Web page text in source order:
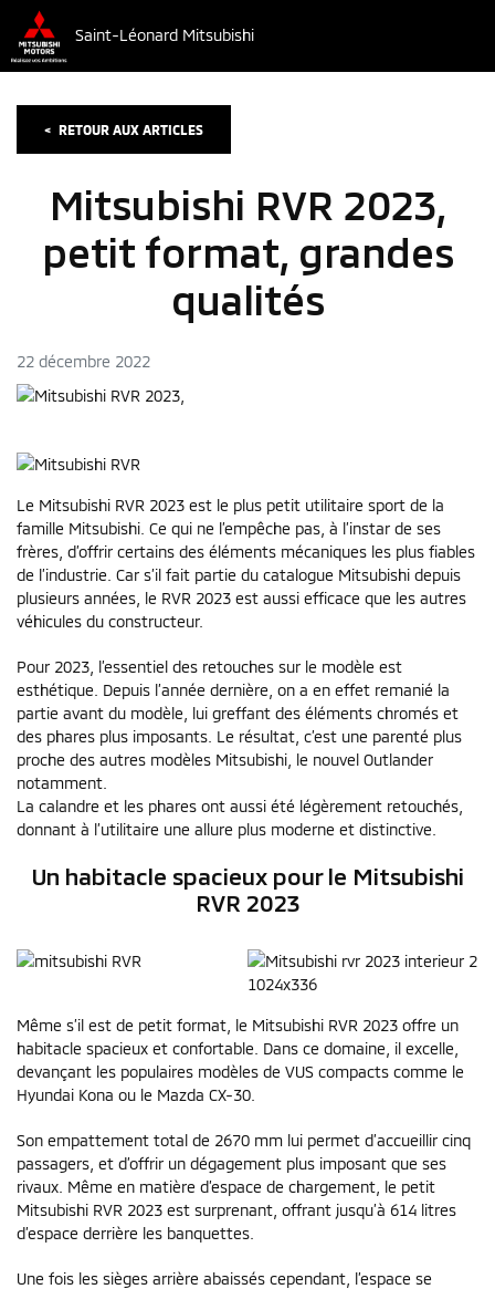
Saint-Léonard Mitsubishi
< RETOUR AUX ARTICLES
Mitsubishi RVR 2023,
petit format, grandes
qualités
22 décembre 2022
Le Mitsubishi RVR 2023 est le plus petit utilitaire sport de la
famille Mitsubishi. Ce qui ne l’empêche pas, à l’instar de ses
frères, d’offrir certains des éléments mécaniques les plus fiables
de l’industrie. Car s’il fait partie du catalogue Mitsubishi depuis
plusieurs années, le RVR 2023 est aussi efficace que les autres
véhicules du constructeur.
Pour 2023, l’essentiel des retouches sur le modèle est
esthétique. Depuis l’année dernière, on a en effet remanié la
partie avant du modèle, lui greffant des éléments chromés et
des phares plus imposants. Le résultat, c’est une parenté plus
proche des autres modèles Mitsubishi, le nouvel Outlander
notamment.
La calandre et les phares ont aussi été légèrement retouchés,
donnant à l’utilitaire une allure plus moderne et distinctive.
Un habitacle spacieux pour le Mitsubishi
RVR 2023
Même s’il est de petit format, le Mitsubishi RVR 2023 offre un
habitacle spacieux et confortable. Dans ce domaine, il excelle,
devançant les populaires modèles de VUS compacts comme le
Hyundai Kona ou le Mazda CX-30.
Son empattement total de 2670 mm lui permet d’accueillir cinq
passagers, et d’offrir un dégagement plus imposant que ses
rivaux. Même en matière d’espace de chargement, le petit
Mitsubishi RVR 2023 est surprenant, offrant jusqu’à 614 litres
d’espace derrière les banquettes.
Une fois les sièges arrière abaissés cependant, l’espace se